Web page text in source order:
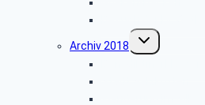
Archiv 2018
Untermenü
umschalten